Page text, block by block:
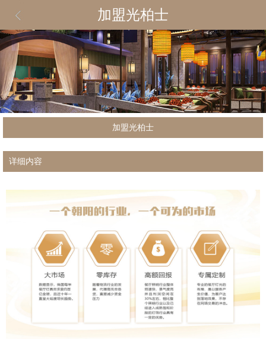
加盟光柏士
加盟光柏士
详细内容